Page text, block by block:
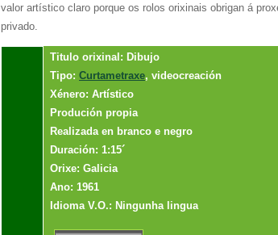
valor artístico claro porque os rolos orixinais obrigan á
privado.
Titulo orixinal: Dibujo
Tipo: Curtametraxe, videocreación
Xénero: Artístico
Produción propia
Realizada en branco e negro
Duración: 1:15´
Orixe: Galicia
Ano: 1961
Idioma V.O.: Ningunha lingua